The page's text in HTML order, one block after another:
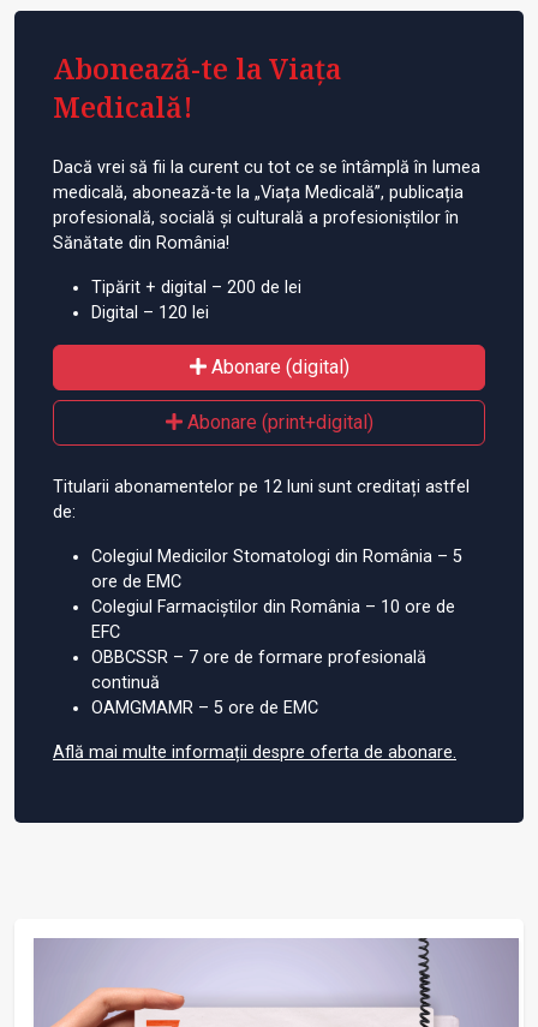
Abonează-te la Viața
Medicală!
Dacă vrei să fii la curent cu tot ce se întâmplă în lumea
medicală, abonează-te la „Viața Medicală”, publicația
profesională, socială și culturală a profesioniștilor în
Sănătate din România!
Tipărit + digital – 200 de lei
Digital – 120 lei
Abonare (digital)
Abonare (print+digital)
Titularii abonamentelor pe 12 luni sunt creditați astfel
de:
Colegiul Medicilor Stomatologi din România – 5
ore de EMC
Colegiul Farmaciștilor din România – 10 ore de
EFC
OBBCSSR – 7 ore de formare profesională
continuă
OAMGMAMR – 5 ore de EMC
Află mai multe informații despre oferta de abonare.